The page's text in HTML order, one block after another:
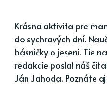
Krásna aktivita pre
do sychravých dní.
básničky o jeseni. Tie
redakcie poslal náš
Ján Jahoda. Poznáte